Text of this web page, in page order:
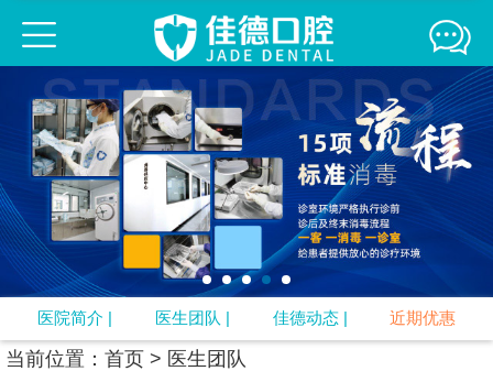
佳德简介 医生团队 来院路线
媒体报道 精彩互动 牙齿正畸
牙齿修复 口腔疾病
口腔预防 专题
口腔知识
医院简介 | 医生团队 | 佳德动态 | 近期优惠
当前位置： 首页 > 医生团队